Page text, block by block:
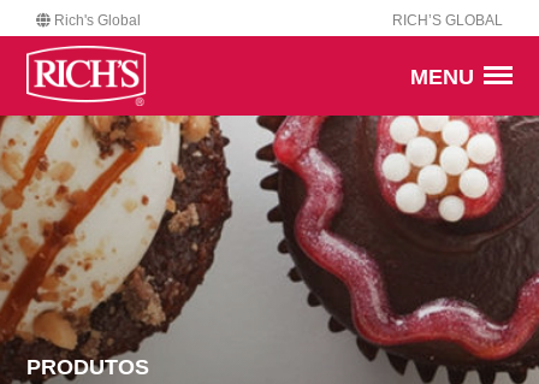
Rich's Global RICH’S GLOBAL
MENU
PRODUTOS